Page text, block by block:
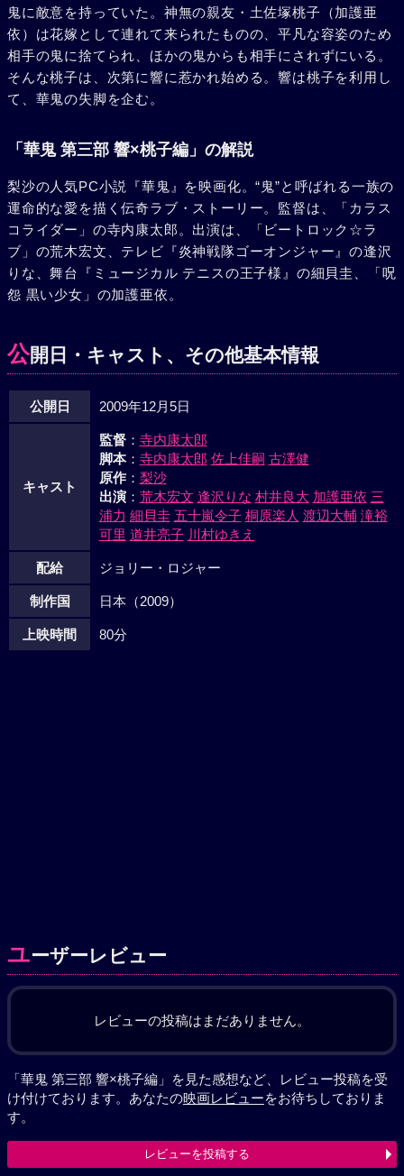
鬼に敵意を持っていた。神無の親友・土佐塚桃子（加護亜
依）は花嫁として連れて来られたものの、平凡な容姿のため
相手の鬼に捨てられ、ほかの鬼からも相手にされずにいる。
そんな桃子は、次第に響に惹かれ始める。響は桃子を利用し
て、華鬼の失脚を企む。
「華鬼 第三部 響×桃子編」の解説
梨沙の人気PC小説『華鬼』を映画化。“鬼”と呼ばれる一族の
運命的な愛を描く伝奇ラブ・ストーリー。監督は、「カラス
コライダー」の寺内康太郎。出演は、「ビートロック☆ラ
ブ」の荒木宏文、テレビ『炎神戦隊ゴーオンジャー』の逢沢
りな、舞台『ミュージカル テニスの王子様』の細貝圭、「呪
怨 黒い少女」の加護亜依。
公開日・キャスト、その他基本情報
公開日 2009年12月5日
キャスト
監督： 寺内康太郎
脚本： 寺内康太郎 佐上佳嗣 古澤健
原作： 梨沙
出演： 荒木宏文 逢沢りな 村井良大 加護亜依 三
浦力 細貝圭 五十嵐令子 桐原楽人 渡辺大輔 滝裕
可里 道井亮子 川村ゆきえ
配給 ジョリー・ロジャー
制作国 日本（2009）
上映時間 80分
ユーザーレビュー
レビューの投稿はまだありません。
「華鬼 第三部 響×桃子編」を見た感想など、レビュー投稿を受
け付けております。あなたの映画レビューをお待ちしておりま
す。
レビューを投稿する